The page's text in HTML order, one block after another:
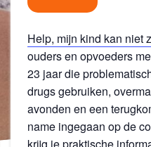
Help, mijn kind kan niet
ouders en opvoeders
23 jaar die
drugs gebruiken,
avonden en een
name ingegaan op de